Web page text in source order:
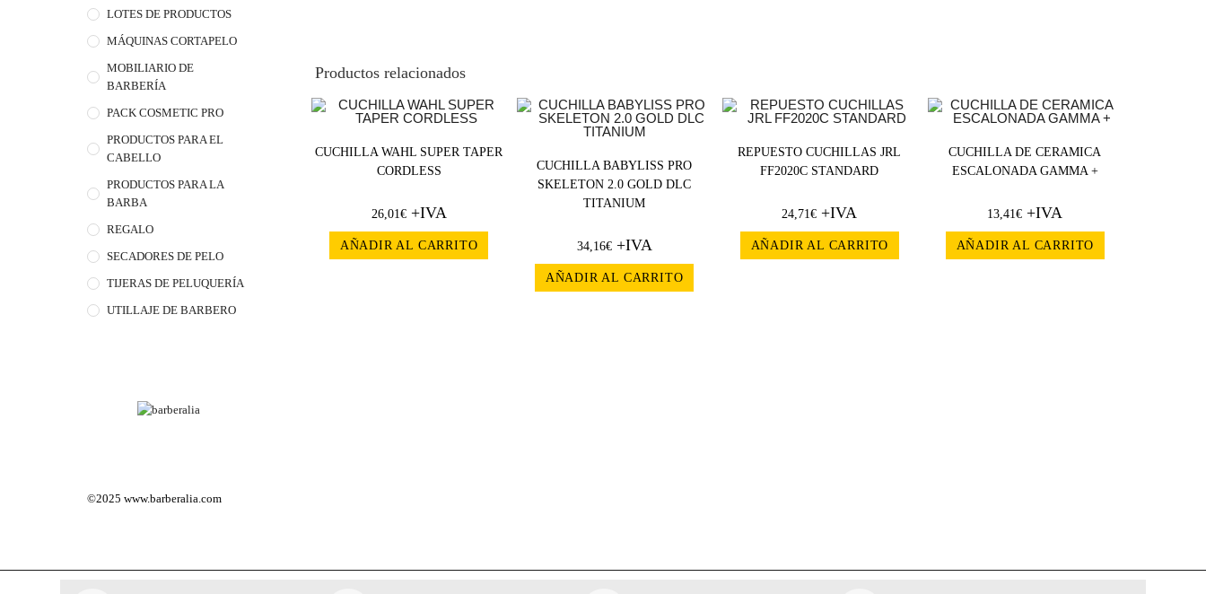
LOTES DE PRODUCTOS
MÁQUINAS CORTAPELO
MOBILIARIO DE
BARBERÍA
PACK COSMETIC PRO
PRODUCTOS PARA EL
CABELLO
PRODUCTOS PARA LA
BARBA
REGALO
SECADORES DE PELO
TIJERAS DE PELUQUERÍA
UTILLAJE DE BARBERO
©2025www.barberalia.com
Productos relacionados
CUCHILLA WAHL SUPER TAPER
CORDLESS
26,01€+IVA
AÑADIR AL CARRITO
CUCHILLA BABYLISS PRO
SKELETON 2.0 GOLD DLC
TITANIUM
34,16€+IVA
AÑADIR AL CARRITO
REPUESTO CUCHILLAS JRL
FF2020C STANDARD
24,71€ +IVA
AÑADIR AL CARRITO
CUCHILLA DE CERAMICA
ESCALONADA GAMMA +
13,41€ +IVA
AÑADIR AL CARRITO